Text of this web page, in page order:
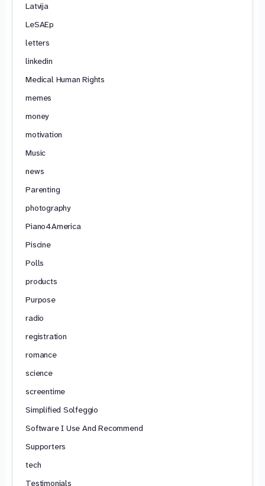
Latvija
LeSAEp
letters
linkedin
Medical Human Rights
memes
money
motivation
Music
news
Parenting
photography
Piano4America
Piscine
Polls
products
Purpose
radio
registration
romance
science
screentime
Simplified Solfeggio
Software I Use And Recommend
Supporters
tech
Testimonials